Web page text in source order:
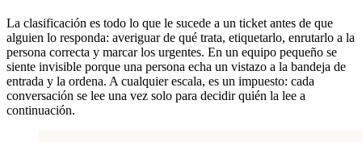
La clasificación es todo lo que le sucede a un ticket antes de que
alguien lo responda: averiguar de qué trata, etiquetarlo, enrutarlo a la
persona correcta y marcar los urgentes. En un equipo pequeño se
siente invisible porque una persona echa un vistazo a la bandeja de
entrada y la ordena. A cualquier escala, es un impuesto: cada
conversación se lee una vez solo para decidir quién la lee a
continuación.